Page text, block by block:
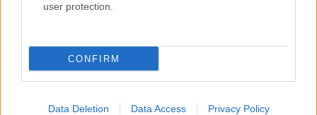
user protection.
CONFIRM
Data Deletion Data Access Privacy Policy